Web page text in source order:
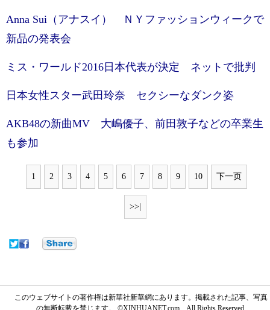
Anna Sui（アナスイ） ＮＹファッションウィークで
新品の発表会
ミス・ワールド2016日本代表が決定 ネットで批判
日本女性スター武田玲奈 セクシーなダンク姿
AKB48の新曲MV 大嶋優子、前田敦子などの卒業生
も参加
1 2 3 4 5 6 7 8 9 10 下一页
>>|
このウェブサイトの著作権は新華社新華網にあります。掲載された記事、写真
の無断転載を禁じます。 ©XINHUANET.com All Rights Reserved.